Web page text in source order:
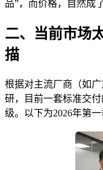
品”，而价格，自然成
二、当前市场
描
根据对主流厂商（如
研，目前一套标准交付
级。以下为2026年第一